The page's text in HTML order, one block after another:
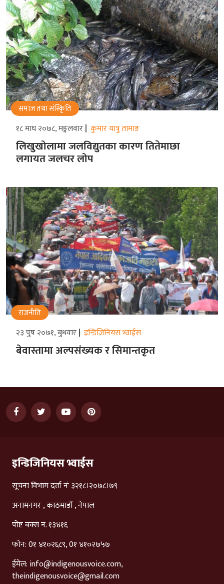
समाज तथा संस्किृति
१८ माघ २०७८, मङ्गलवार कुमार यात्रु तामाङ
लिखुखोलामा जलविद्युतका कारण तितेमाछा
लगायत जलचर लोप
राजनीति
२३ पुष २०७१, बुधवार इन्डिजिनियस भ्वाईस
बेवास्तामा अल्पसंख्यक र सिमान्तकृत
इन्डिजिनियस भ्वाईस
सूचना विभाग दर्ता नंः ३२१८।२०७८।७९
अनामनगर , काठमाडौं , नेपाल
पोष्ट बक्स न. १३४१६
फोन: 0१ ४१०२६८९, 0१ ४१०२७५७
ईमेल: info@indigenousvoice.com,
theindigenousvoice@gmail.com